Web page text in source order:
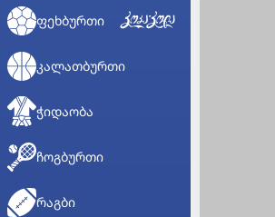
ᲤᲔᲮᲑᲣᲠᲗᲘ
ᲙᲐᲚᲐᲗᲑᲣᲠᲗᲘ
ᲭᲘᲓᲐᲝᲑᲐ
ᲩᲝᲒᲑᲣᲠᲗᲘ
ᲠᲐᲒᲑᲘ